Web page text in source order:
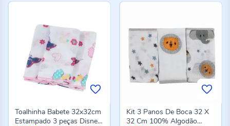
Toalhinha Babete 32x32cm
Estampado 3 peças Disney
Kit 3 Panos De Boca 32 X
32 Cm 100% Algodão